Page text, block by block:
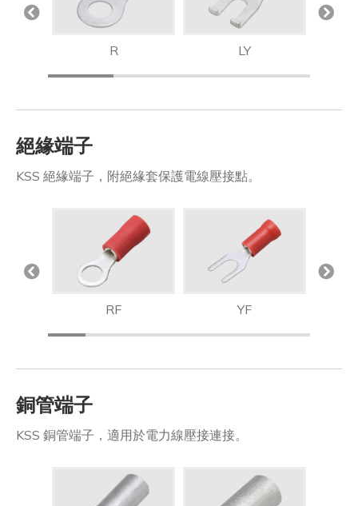
R LY
絕緣端子
KSS 絕緣端子，附絕緣套保護電線壓接點。
RF YF
銅管端子
KSS 銅管端子，適用於電力線壓接連接。